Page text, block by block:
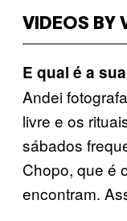
VIDEOS BY
E qual é a
Andei
livre e os
sábados
Chopo, que é
encontram.